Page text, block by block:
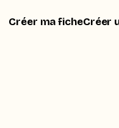
Créer ma ficheCréer